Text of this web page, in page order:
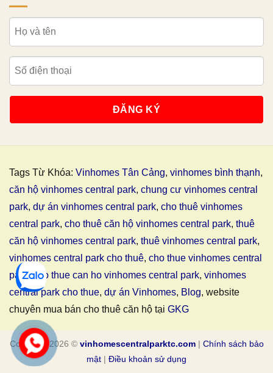
Tags Từ Khóa: Vinhomes Tân Cảng, vinhomes bình thạnh,
căn hộ vinhomes central park, chung cư vinhomes central
park, dự án vinhomes central park, cho thuê vinhomes
central park, cho thuê căn hộ vinhomes central park, thuê
căn hộ vinhomes central park, thuê vinhomes central park,
vinhomes central park cho thuê, cho thue vinhomes central
park,cho thue can ho vinhomes central park, vinhomes
central park cho thue, dự án Vinhomes, Blog, website
chuyên mua bán cho thuê căn hộ tại GKG
Copyright 2026 © vinhomescentralparktc.com| Chính sách bảo
mật | Điều khoản sử dụng